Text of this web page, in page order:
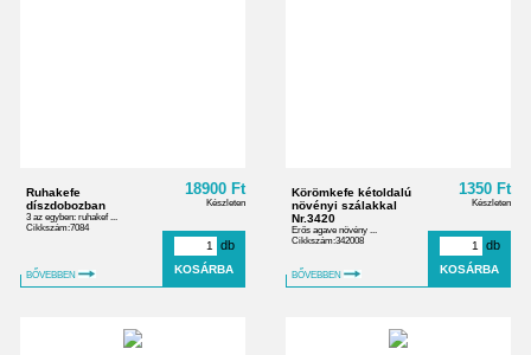
Ruhakefe
díszdobozban
3 az egyben: ruhakef ...
Cikkszám:7084
BŐVEBBEN
18900 Ft
Készleten
db
Körömkefe kétoldalú
növényi szálakkal
Nr.3420
Erős agave növény ...
Cikkszám:342008
BŐVEBBEN
1350 Ft
Készleten
db